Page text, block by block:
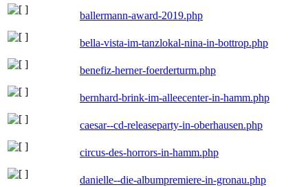
ballermann-award-2019.php
bella-vista-im-tanzlokal-nina-in-bottrop.php
benefiz-herner-foerderturm.php
bernhard-brink-im-alleecenter-in-hamm.php
caesar--cd-releaseparty-in-oberhausen.php
circus-des-horrors-in-hamm.php
danielle--die-albumpremiere-in-gronau.php